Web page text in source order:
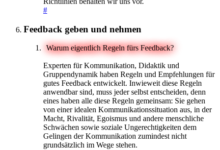
#
Feedback geben und nehmen
Warum eigentlich Regeln fürs Feedback?
Experten für Kommunikation, Didaktik und
Gruppendynamik haben Regeln und Empfehlungen für
gutes Feedback entwickelt. Inwieweit diese Regeln
anwendbar sind, muss jeder selbst entscheiden, denn
eines haben alle diese Regeln gemeinsam: Sie gehen
von einer idealen Kommunikationssituation aus, in der
Macht, Rivalität, Egoismus und andere menschliche
Schwächen sowie soziale Ungerechtigkeiten dem
Gelingen der Kommunikation zumindest nicht
grundsätzlich im Wege stehen.